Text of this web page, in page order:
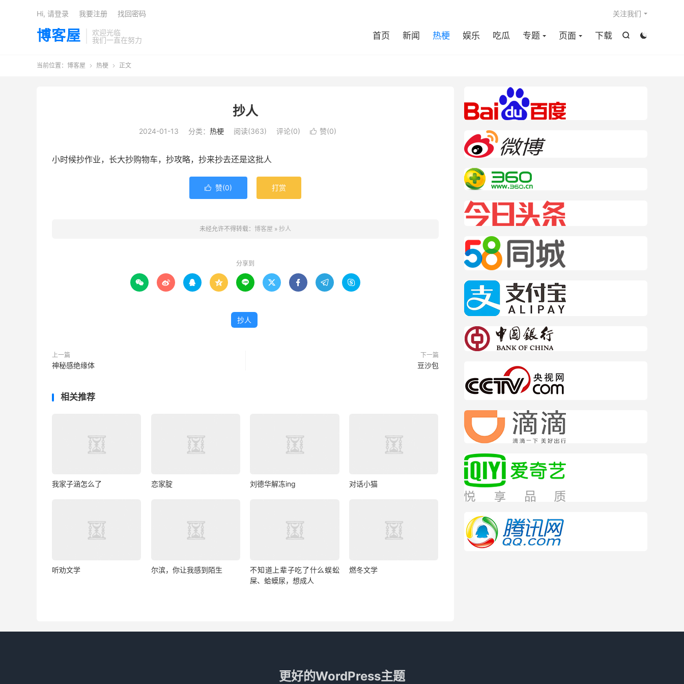
博客屋
欢迎光临
我们一直在努力


首页 新闻 热梗 娱乐 吃瓜 专题 页面 下载
关注我们
Hi, 请登录 我要注册 找回密码
当前位置： 博客屋  热梗  正文
抄人
2024-01-13 分类： 热梗 阅读(363) 评论(0)  赞(0)
小时候抄作业，长大抄购物车，抄攻略，抄来抄去还是这批人
 赞(0) 打赏
未经允许不得转载： 博客屋 » 抄人
分享到
        
抄人
上一篇
神秘感绝缘体
下一篇
豆沙包
相关推荐
我家子涵怎么了 恋家腚 刘德华解冻ing 对话小猫
听劝文学 尔滨，你让我感到陌生
不知道上辈子吃了什么蜈蚣
屎、蛤蟆尿，想成人
燃冬文学
更好的WordPress主题